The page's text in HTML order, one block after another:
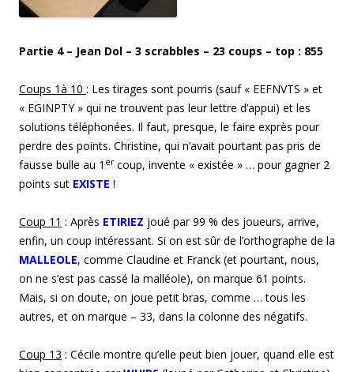
Partie 4 – Jean Dol – 3 scrabbles – 23 coups – top : 855
Coups 1à 10 : Les tirages sont pourris (sauf « EEFNVTS » et
« EGINPTY » qui ne trouvent pas leur lettre d’appui) et les
solutions téléphonées. Il faut, presque, le faire exprès pour
perdre des points. Christine, qui n’avait pourtant pas pris de
fausse bulle au 1 ercoup, invente « existée » … pour gagner 2
points sut EXISTE !
Coup 11 : Après ETIRIEZ joué par 99 % des joueurs, arrive,
enfin, un coup intéressant. Si on est sûr de l’orthographe de la
MALLEOLE, comme Claudine et Franck (et pourtant, nous,
on ne s’est pas cassé la malléole), on marque 61 points.
Mais, si on doute, on joue petit bras, comme … tous les
autres, et on marque – 33, dans la colonne des négatifs.
Coup 13 : Cécile montre qu’elle peut bien jouer, quand elle est